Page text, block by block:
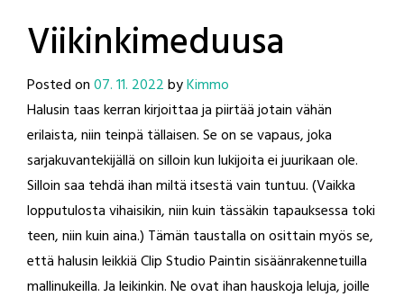
Viikinkimeduusa
Posted on07. 11. 2022byKimmo
Halusin taas kerran kirjoittaa ja piirtää jotain vähän
erilaista, niin teinpä tällaisen. Se on se vapaus, joka
sarjakuvantekijällä on silloin kun lukijoita ei juurikaan ole.
Silloin saa tehdä ihan miltä itsestä vain tuntuu. (Vaikka
lopputulosta vihaisikin, niin kuin tässäkin tapauksessa toki
teen, niin kuin aina.) Tämän taustalla on osittain myös se,
että halusin leikkiä Clip Studio Paintin sisäänrakennetuilla
mallinukeilla. Ja leikinkin. Ne ovat ihan hauskoja leluja, joille